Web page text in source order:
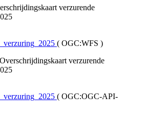
verzurende
( OGC:WFS )
verzurende
( OGC:OGC-API-